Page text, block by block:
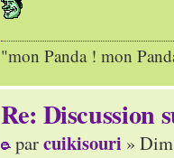
"mon Panda ! mon
Re: Discussion
parcuikisouri »